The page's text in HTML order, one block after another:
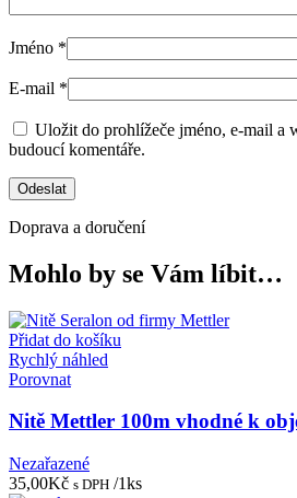
Jméno *
E-mail *
Uložit do prohlížeče jméno, e-mail a
budoucí komentáře.
Doprava a doručení
Mohlo by se Vám líbit…
Přidat do košíku
Rychlý náhled
Porovnat
Nitě Mettler 100m vhodné k
Nezařazené
35,00Kč s DPH /1ks